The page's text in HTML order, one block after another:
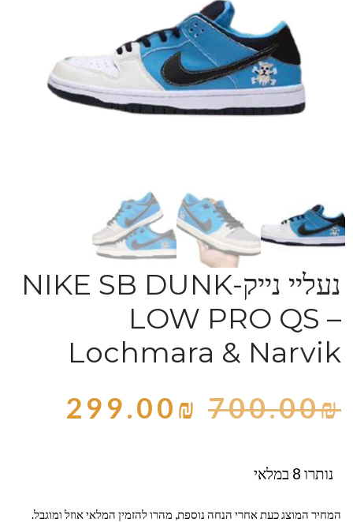
נעליי נייק-NIKE SB DUNK
LOW PRO QS –
Lochmara & Narvik
700.00₪
299.00₪
נותרו 8 במלאי
המחיר המוצג כעת אחרי הנחה נוספת, מהרו להזמין המלאי אוזל ומוגבל.